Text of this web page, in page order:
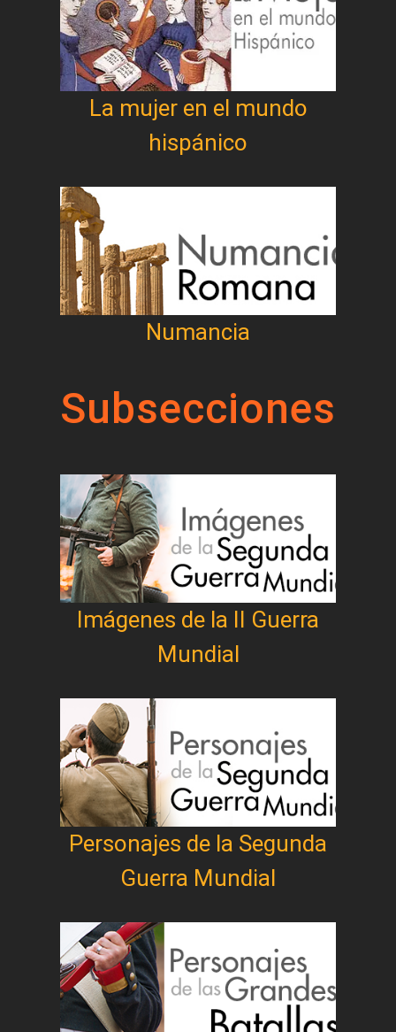
La mujer en el mundo
hispánico
Numancia
Subsecciones
Imágenes de la II Guerra
Mundial
Personajes de la Segunda
Guerra Mundial